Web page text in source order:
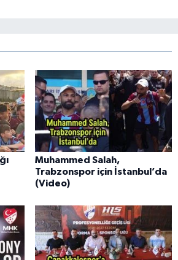
Muhammed Salah,
Trabzonspor için İstanbul’da
(Video)